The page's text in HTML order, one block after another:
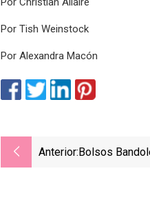
Por Tish Weinstock
Por Alexandra Macón
Anterior:Bolsos